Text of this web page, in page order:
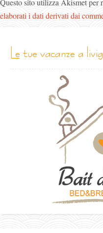
Questo sito utilizza Akismet per
elaborati i dati derivati dai
le tue vacanze a